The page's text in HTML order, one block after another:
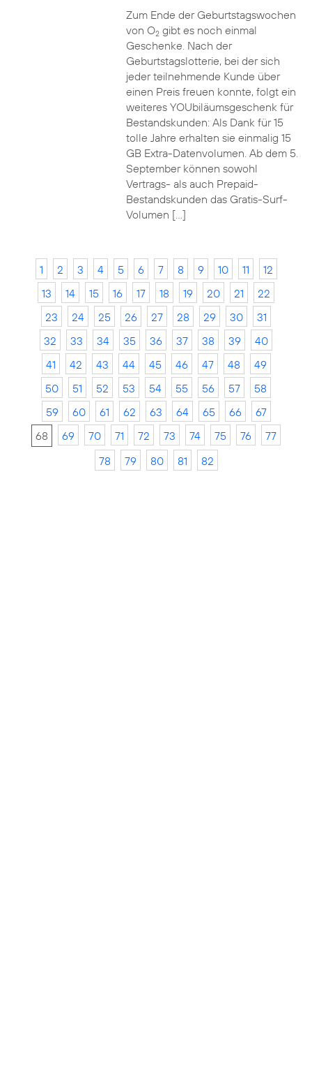
Zum Ende der Geburtstagswochen
von O2gibt es noch einmal
Geschenke. Nach der
Geburtstagslotterie, bei der sich
jeder teilnehmende Kunde über
einen Preis freuen konnte, folgt ein
weiteres YOUbiläumsgeschenk für
Bestandskunden: Als Dank für 15
tolle Jahre erhalten sie einmalig 15
GB Extra-Datenvolumen. Ab dem 5.
September können sowohl
Vertrags- als auch Prepaid-
Bestandskunden das Gratis-Surf-
Volumen […]
1 2 3 4 5 6 7 8 9 10 11
12
13
14 15 16 17 18 19 20 21
22
23
24 25 26 27 28 29 30
31
32
33 34 35 36 37 38 39
40
41
42 43 44 45 46 47 48
49
50
51 52 53 54 55 56 57
58
59
60 61 62 63 64 65 66
67
68
69 70 71 72 73 74 75 76
77
78
79 80 81 82